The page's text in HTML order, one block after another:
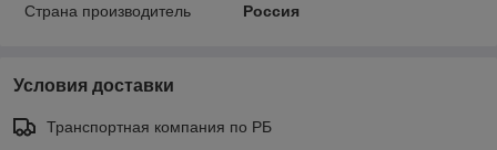
Страна производитель
Россия
Условия доставки
Транспортная компания по РБ